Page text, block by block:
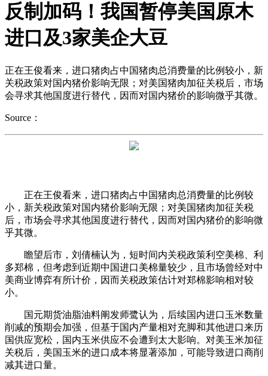
反制加码！我国暂停美国原木
进口及3家美企大豆
正在王俊看来，进口猪肉占中国猪肉总消费量的比例较小，新
关税政策对国内猪价影响无限；对美国猪肉加征关税后，市场
会寻求其他国度进行替代，因而对国内猪价的影响微乎其微。
Source：
正在王俊看来，进口猪肉占中国猪肉总消费量的比例较
小，新关税政策对国内猪价影响无限；对美国猪肉加征关税
后，市场会寻求其他国度进行替代，因而对国内猪价的影响微
乎其微。
瞻望后市，刘倩楠认为，短时间内关税政策利空美棉、利
多郑棉，但考虑到近期中国进口美棉量较少，且市场曾经对中
美商业博弈有所计价，因而关税政策估计对郑棉影响相对较
小。
国元期货油脂油料阐发师鹭认为，后续国内进口玉米数量
削减的预期会加强，但基于国内产量相对充脚和其他进口来历
国供应宽松，国内玉米供应不会遭到太大影响。对美玉米加征
关税后，美国玉米的进口成本将显著添加，可能导致进口商削
减其进口量。